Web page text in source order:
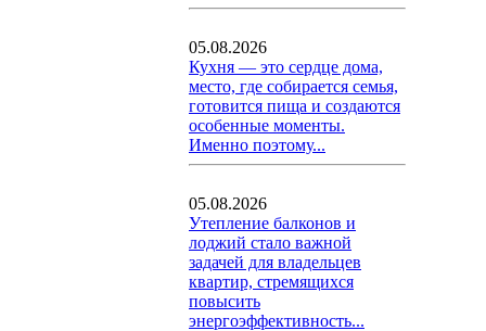
05.08.2026
Кухня — это сердце дома,
место, где собирается семья,
готовится пища и создаются
особенные моменты.
Именно поэтому...
05.08.2026
Утепление балконов и
лоджий стало важной
задачей для владельцев
квартир, стремящихся
повысить
энергоэффективность...